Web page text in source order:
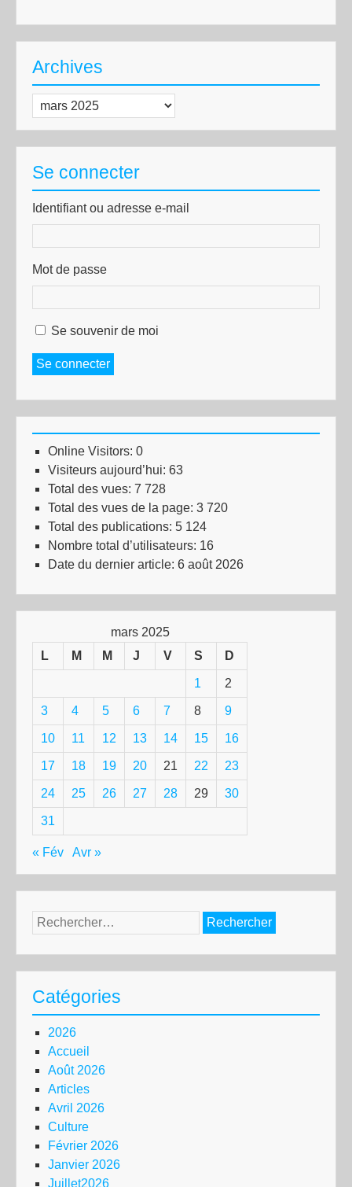
Archives
Archives
Se connecter
Identifiant ou adresse e-mail
Mot de passe
Se souvenir de moi
Se connecter
Online Visitors: 0
Visiteurs aujourd’hui: 63
Total des vues: 7 728
Total des vues de la page: 3 720
Total des publications: 5 124
Nombre total d’utilisateurs: 16
Date du dernier article: 6 août 2026
mars 2025
L
M M J V S D
1 2
3 4 5 6 7 8 9
10 11 12 13 14 15 16
17 18 19 20 21 22 23
24 25 26 27 28 29 30
31
« Fév Avr »
Rechercher :
Catégories
2026
Accueil
Août 2026
Articles
Avril 2026
Culture
Février 2026
Janvier 2026
Juillet2026